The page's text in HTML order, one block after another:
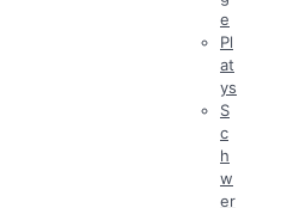
e
Pl
at
ys
S
c
h
w
er